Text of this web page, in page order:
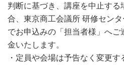
判断に基づき、講座を中止す
合、東京商工会議所 研修セン
でお申込みの「担当者様」へご
金いたします。
・定員や会場は予告なく変更